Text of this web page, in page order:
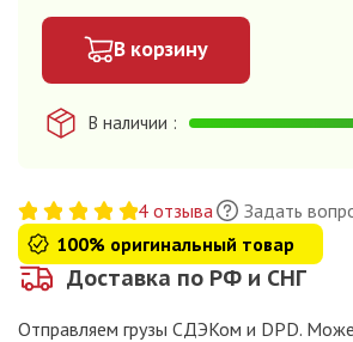
В корзину
В наличии
4 отзыва
Задать
100% оригинальный товар
Доставка по РФ и СНГ
Отправляем грузы СДЭКом и DPD.